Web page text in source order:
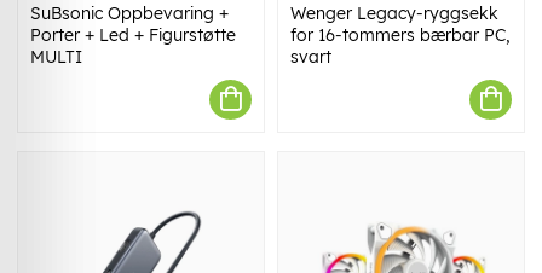
SuBsonic Oppbevaring +
Porter + Led + Figurstøtte
MULTI
Wenger Legacy-ryggsekk
for 16-tommers bærbar PC,
svart